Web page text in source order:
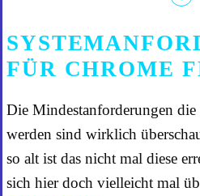
FÜR CHROME
Die Mindestanforderungen
werden sind wirklich
so alt ist das nicht mal diese
sich hier doch vielleicht mal